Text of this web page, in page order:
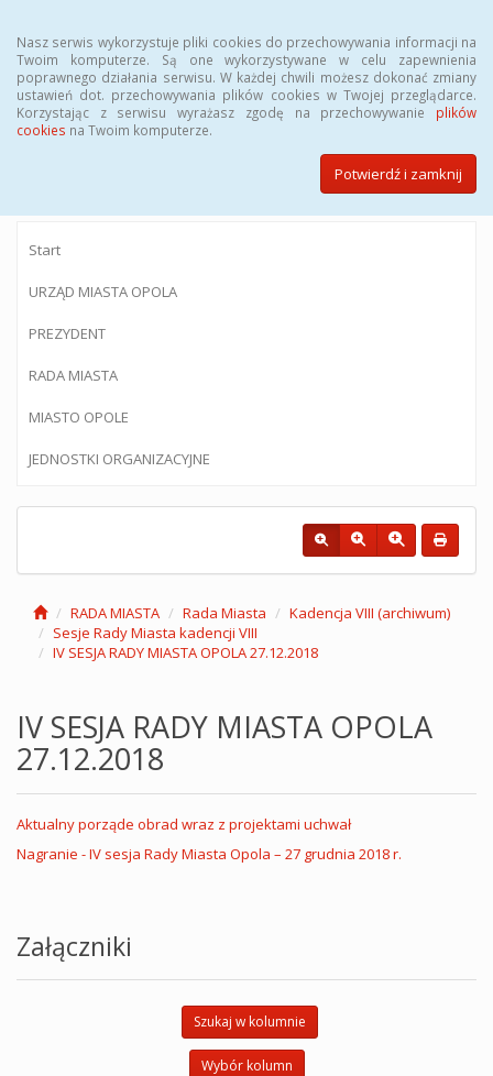
Nasz serwis wykorzystuje pliki cookies do przechowywania informacji na
Twoim komputerze. Są one wykorzystywane w celu zapewnienia
poprawnego działania serwisu. W każdej chwili możesz dokonać zmiany
ustawień dot. przechowywania plików cookies w Twojej przeglądarce.
Korzystając z serwisu wyrażasz zgodę na przechowywanie plików
cookies na Twoim komputerze.
Potwierdź i zamknij
BIULETYN INFORMACJI PUBLICZNEJ
Urzędu Miasta Opola
Start
URZĄD MIASTA OPOLA
PREZYDENT
RADA MIASTA
MIASTO OPOLE
JEDNOSTKI ORGANIZACYJNE
RADA MIASTA Rada Miasta
Kadencja VIII (archiwum)
Sesje Rady Miasta kadencji VIII
IV SESJA RADY MIASTA OPOLA 27.12.2018
IV SESJA RADY MIASTA OPOLA
27.12.2018
Aktualny porząde obrad wraz z projektami uchwał
Nagranie - IV sesja Rady Miasta Opola – 27 grudnia 2018 r.
Załączniki
Szukaj w kolumnie
Wybór kolumn